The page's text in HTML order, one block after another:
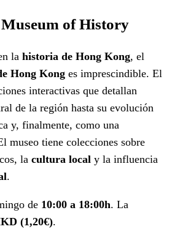
of History
la historia de Hong Kong, el
Hong Kong es imprescindible. El
interactivas que detallan
de la región hasta su evolución
y, finalmente, como una
museo tiene colecciones sobre
la cultura local y la influencia
.
de 10:00 a 18:00h. La
(1,20€).